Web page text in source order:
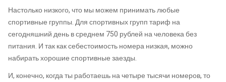
Настолько низкого, что мы можем принимать любые
спортивные группы. Для спортивных групп тариф на
сегодняшний день в среднем 750 рублей на человека без
питания. И так как себестоимость номера низкая, можно
набирать хорошие спортивные заезды.
И, конечно, когда ты работаешь на четыре тысячи номеров, то